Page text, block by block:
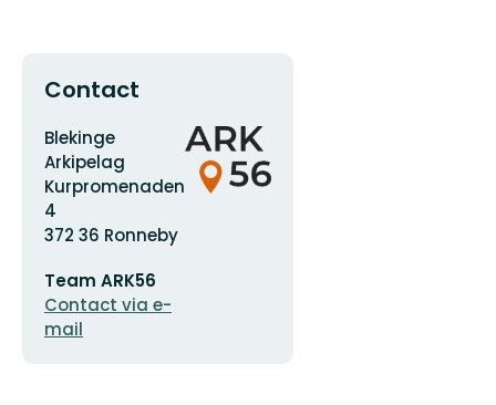
Contact
Adres
Blekinge
Arkipelag
Kurpromenaden
4
372 36 Ronneby
mailadres
Team ARK56
Contact via e-
mail
Organisatie-
logotype